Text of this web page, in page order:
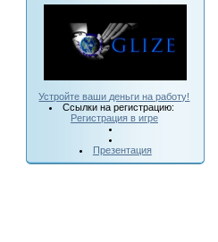
Устройте ваши деньги на работу!
Ссылки на регистрацию:
Регистрация в игре
Презентация